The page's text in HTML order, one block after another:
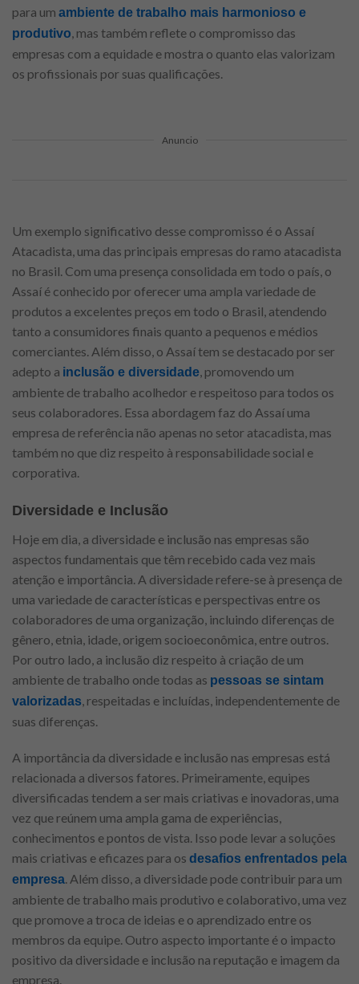
para um ambiente de trabalho mais harmonioso e
produtivo, mas também reflete o compromisso das
empresas com a equidade e mostra o quanto elas valorizam
os profissionais por suas qualificações.
Anuncio
Um exemplo significativo desse compromisso é o Assaí
Atacadista, uma das principais empresas do ramo atacadista
no Brasil. Com uma presença consolidada em todo o país, o
Assaí é conhecido por oferecer uma ampla variedade de
produtos a excelentes preços em todo o Brasil, atendendo
tanto a consumidores finais quanto a pequenos e médios
comerciantes. Além disso, o Assaí tem se destacado por ser
adepto a inclusão e diversidade , promovendo um
ambiente de trabalho acolhedor e respeitoso para todos os
seus colaboradores. Essa abordagem faz do Assaí uma
empresa de referência não apenas no setor atacadista, mas
também no que diz respeito à responsabilidade social e
corporativa.
Diversidade e Inclusão
Hoje em dia, a diversidade e inclusão nas empresas são
aspectos fundamentais que têm recebido cada vez mais
atenção e importância. A diversidade refere-se à presença de
uma variedade de características e perspectivas entre os
colaboradores de uma organização, incluindo diferenças de
gênero, etnia, idade, origem socioeconômica, entre outros.
Por outro lado, a inclusão diz respeito à criação de um
ambiente de trabalho onde todas as pessoas se sintam
valorizadas , respeitadas e incluídas, independentemente de
suas diferenças.
A importância da diversidade e inclusão nas empresas está
relacionada a diversos fatores. Primeiramente, equipes
diversificadas tendem a ser mais criativas e inovadoras, uma
vez que reúnem uma ampla gama de experiências,
conhecimentos e pontos de vista. Isso pode levar a soluções
mais criativas e eficazes para os desafios enfrentados pela
empresa. Além disso, a diversidade pode contribuir para um
ambiente de trabalho mais produtivo e colaborativo, uma vez
que promove a troca de ideias e o aprendizado entre os
membros da equipe. Outro aspecto importante é o impacto
positivo da diversidade e inclusão na reputação e imagem da
empresa.